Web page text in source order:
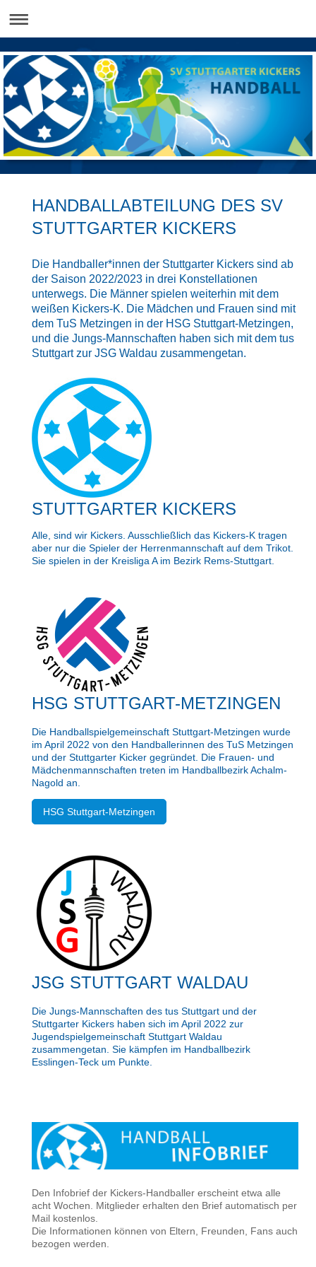
HANDBALLABTEILUNG DES SV
STUTTGARTER KICKERS
Die Handballer*innen der Stuttgarter Kickers sind ab
der Saison 2022/2023 in drei Konstellationen
unterwegs. Die Männer spielen weiterhin mit dem
weißen Kickers-K. Die Mädchen und Frauen sind mit
dem TuS Metzingen in der HSG Stuttgart-Metzingen,
und die Jungs-Mannschaften haben sich mit dem tus
Stuttgart zur JSG Waldau zusammengetan.
STUTTGARTER KICKERS
Alle, sind wir Kickers. Ausschließlich das Kickers-K tragen
aber nur die Spieler der Herrenmannschaft auf dem Trikot.
Sie spielen in der Kreisliga A im Bezirk Rems-Stuttgart.
HSG STUTTGART-METZINGEN
Die Handballspielgemeinschaft Stuttgart-Metzingen wurde
im April 2022 von den Handballerinnen des TuS Metzingen
und der Stuttgarter Kicker gegründet. Die Frauen- und
Mädchenmannschaften treten im Handballbezirk Achalm-
Nagold an.
HSG Stuttgart-Metzingen
JSG STUTTGART WALDAU
Die Jungs-Mannschaften des tus Stuttgart und der
Stuttgarter Kickers haben sich im April 2022 zur
Jugendspielgemeinschaft Stuttgart Waldau
zusammengetan. Sie kämpfen im Handballbezirk
Esslingen-Teck um Punkte.
Den Infobrief der Kickers-Handballer erscheint etwa alle
acht Wochen. Mitglieder erhalten den Brief automatisch per
Mail kostenlos.
Die Informationen können von Eltern, Freunden, Fans auch
bezogen werden.